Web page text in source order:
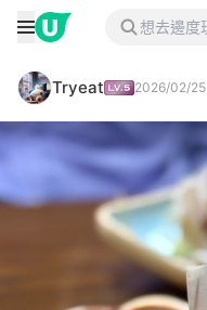
Tryeat 2026/02/25